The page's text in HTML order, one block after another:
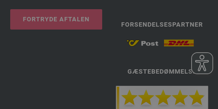
FORTRYDE AFTALEN
FORSENDELSESPARTNER
GÆSTEBEDØMMELSE